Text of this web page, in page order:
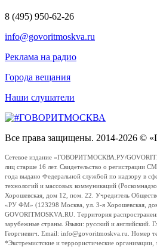
8 (495) 950-62-26
info@govoritmoskva.ru
Реклама на радио
Города вещания
Наши слушатели
Все права защищены. 2014-2026 ©
Сетевое издание «ГОВОРИТМОСКВА.РУ/
лиц старше 16 лет. Свидетельство о регистрации
года выдано Федеральной службой по надзору в
технологий и массовых коммуникаций
Хорошевская, дом 12, пом. 22. Учредитель
«РУ ФМ» (123298 Москва, ул. 3-я Хорошевская,
GOVORITMOSKVA.RU. Территория
зарубежные страны. Языки: русский и английский.
Георгиевич. Email: info@govoritmoskva.ru. Номер
*Экстремистские и террористические организации,